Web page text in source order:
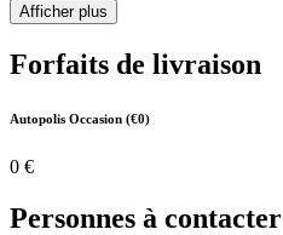
Afficher plus
Forfaits de livraison
Autopolis Occasion (€0)
0 €
Personnes à contacter